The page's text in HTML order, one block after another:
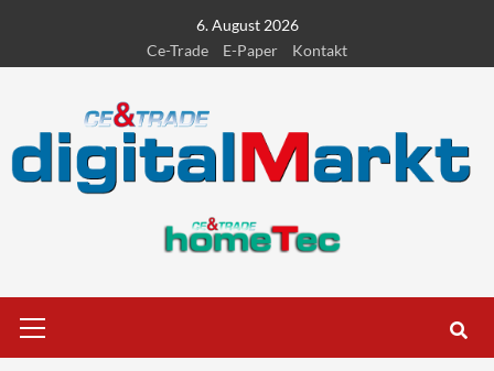
content
6. August 2026
Ce-Trade
E-Paper Kontakt
Menu